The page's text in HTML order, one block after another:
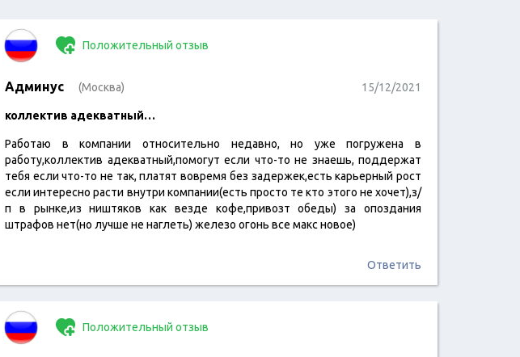
читать отзыв
Положительный отзыв
Админус (Москва) 15/12/2021
коллектив адекватный…
Работаю в компании относительно недавно, но уже погружена в
работу,коллектив адекватный,помогут если что-то не знаешь, поддержат
тебя если что-то не так, платят вовремя без задержек,есть карьерный рост
если интересно расти внутри компании(есть просто те кто этого не хочет),з/
п в рынке,из ништяков как везде кофе,привозт обеды) за опоздания
штрафов нет(но лучше не наглеть) железо огонь все макс новое)
Ответить
Положительный отзыв